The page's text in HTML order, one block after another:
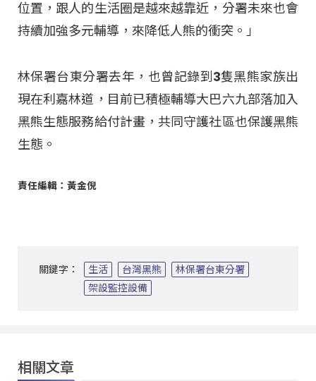
位置，跟人的生活圈是越來越靠近，分署未來也會
持續加強多元輔導，來降低人熊的衝突。」
林保署台東分署去年，也曾記錄到3隻黑熊家族出
現在利嘉林道，目前已積極輔導大巴六九部落加入
黑熊生態服務給付計畫，共同守護社區也保護黑熊
生態。
責任編輯：黃金倪
關鍵字： 生活 台灣黑熊
林保署台東分署
架設監控設備
相關文章